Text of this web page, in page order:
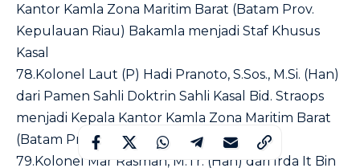
Kantor Kamla Zona Maritim Barat (Batam Prov.
Kepulauan Riau) Bakamla menjadi Staf Khusus
Kasal
78.Kolonel Laut (P) Hadi Pranoto, S.Sos., M.Si. (Han)
dari Pamen Sahli Doktrin Sahli Kasal Bid. Straops
menjadi Kepala Kantor Kamla Zona Maritim Barat
(Batam Prov. Kepulauan Riau) Bakamla
79.Kolonel Mar Rasman, M.Tr. (Han) dari Irda It Bin